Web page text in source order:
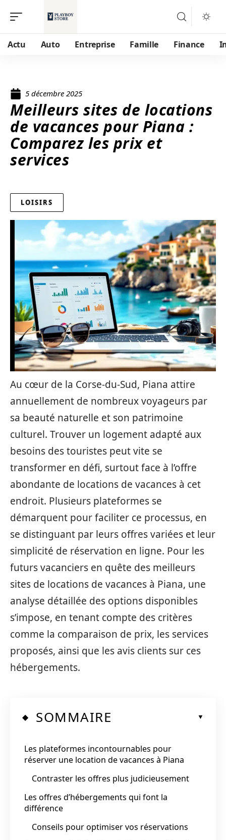
Actu Auto Entreprise Famille Finance
5 décembre 2025
Meilleurs sites de locations
de vacances pour Piana :
Comparez les prix et
services
LOISIRS
Au cœur de la Corse-du-Sud, Piana attire
annuellement de nombreux voyageurs par
sa beauté naturelle et son patrimoine
culturel. Trouver un logement adapté aux
besoins des touristes peut vite se
transformer en défi, surtout face à l’offre
abondante de locations de vacances à cet
endroit. Plusieurs plateformes se
démarquent pour faciliter ce processus, en
se distinguant par leurs offres variées et leur
simplicité de réservation en ligne. Pour les
futurs vacanciers en quête des meilleurs
sites de locations de vacances à Piana, une
analyse détaillée des options disponibles
s’impose, en tenant compte des critères
comme la comparaison de prix, les services
proposés, ainsi que les avis clients sur ces
hébergements.
SOMMAIRE
Les plateformes incontournables pour
réserver une location de vacances à Piana
Contraster les offres plus judicieusement
Les offres d’hébergements qui font la
différence
Conseils pour optimiser vos réservations